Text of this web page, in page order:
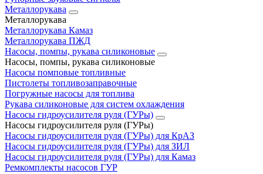
Металлорукава
Металлорукава
Металлорукава Камаз
Металлорукава ПЖД
Насосы, помпы, рукава силиконовые
Насосы, помпы, рукава силиконовые
Насосы помповые топливные
Пистолеты топливозаправочные
Погружные насосы для топлива
Рукава силиконовые для систем охлаждения
Насосы гидроусилителя руля (ГУРы)
Насосы гидроусилителя руля (ГУРы)
Насосы гидроусилителя руля (ГУРы) для КрАЗ
Насосы гидроусилителя руля (ГУРы) для ЗИЛ
Насосы гидроусилителя руля (ГУРы) для Камаз
Ремкомплекты насосов ГУР